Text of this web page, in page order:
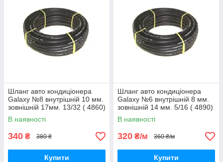
Шланг авто кондиціонера
Galaxy №8 внутрішній 10 мм.
зовнішній 17мм. 13/32 ( 4860)
Редукований
В наявності
340 ₴ 380 ₴
Купити
Шланг авто кондиціонера
Galaxy №6 внутрішній 8 мм.
зовнішній 14 мм. 5/16 ( 4890)
Зменшений
В наявності
320 ₴/м 360 ₴/м
Купити